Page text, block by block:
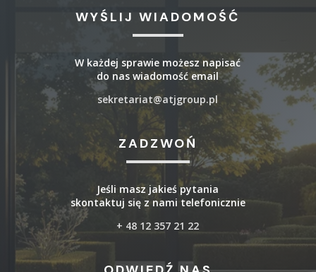
WYŚLIJ WIADOMOŚĆ
W każdej sprawie możesz napisać
do nas wiadomość email
sekretariat@atjgroup.pl
ZADZWOŃ
Jeśli masz jakieś pytania
skontaktuj się z nami telefonicznie
+ 48 12 357 21 22